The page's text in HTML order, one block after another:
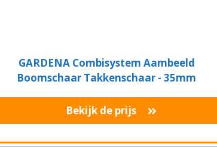
GARDENA Combisystem Aambeeld
Boomschaar Takkenschaar - 35mm
Bekijk de prijs